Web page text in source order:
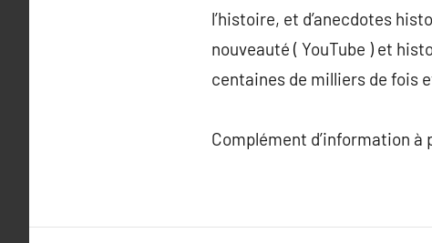
l’histoire, et d’anecdotes
nouveauté ( YouTube ) et
centaines de milliers de fois
Complément d’information à